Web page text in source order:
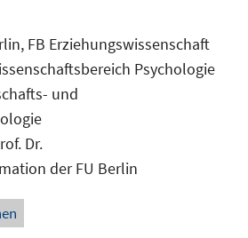
FB Erziehungswissenschaft
Psychologie
und
Dr.
der FU Berlin